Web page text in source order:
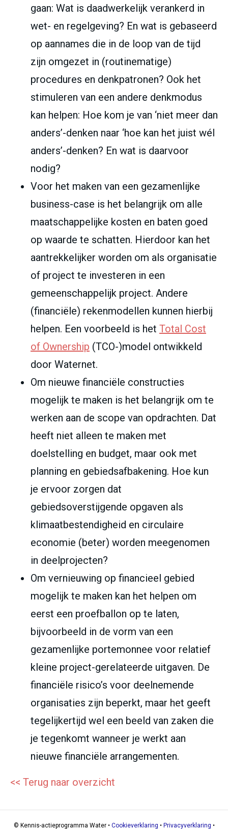
gaan: Wat is daadwerkelijk verankerd in
wet- en regelgeving? En wat is gebaseerd
op aannames die in de loop van de tijd
zijn omgezet in (routinematige)
procedures en denkpatronen? Ook het
stimuleren van een andere denkmodus
kan helpen: Hoe kom je van ‘niet meer dan
anders’-denken naar ‘hoe kan het juist wél
anders’-denken? En wat is daarvoor
nodig?
Voor het maken van een gezamenlijke
business-case is het belangrijk om alle
maatschappelijke kosten en baten goed
op waarde te schatten. Hierdoor kan het
aantrekkelijker worden om als organisatie
of project te investeren in een
gemeenschappelijk project. Andere
(financiële) rekenmodellen kunnen hierbij
helpen. Een voorbeeld is het Total Cost
of Ownership (TCO-)model ontwikkeld
door Waternet.
Om nieuwe financiële constructies
mogelijk te maken is het belangrijk om te
werken aan de scope van opdrachten. Dat
heeft niet alleen te maken met
doelstelling en budget, maar ook met
planning en gebiedsafbakening. Hoe kun
je ervoor zorgen dat
gebiedsoverstijgende opgaven als
klimaatbestendigheid en circulaire
economie (beter) worden meegenomen
in deelprojecten?
Om vernieuwing op financieel gebied
mogelijk te maken kan het helpen om
eerst een proefballon op te laten,
bijvoorbeeld in de vorm van een
gezamenlijke portemonnee voor relatief
kleine project-gerelateerde uitgaven. De
financiële risico’s voor deelnemende
organisaties zijn beperkt, maar het geeft
tegelijkertijd wel een beeld van zaken die
je tegenkomt wanneer je werkt aan
nieuwe financiële arrangementen.
<< Terug naar overzicht
© Kennis-actieprogramma Water • Cookieverklaring • Privacyverklaring •